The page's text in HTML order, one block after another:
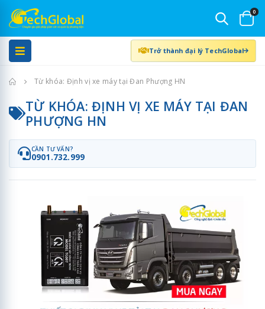
0
Trở thành đại lý TechGlobal
Trang chủTừ khóa: Định vị xe máy tại Đan Phượng HN
TỪ KHÓA: ĐỊNH VỊ XE MÁY TẠI ĐAN
PHƯỢNG HN
CẦN TƯ VẤN?
0901.732.999